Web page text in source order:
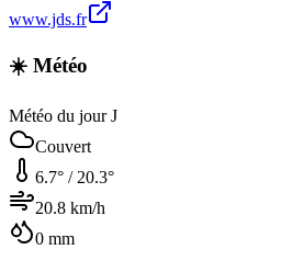
www.jds.fr
☀️ Météo
Météo du jour J
Couvert
6.7° / 20.3°
20.8 km/h
0 mm